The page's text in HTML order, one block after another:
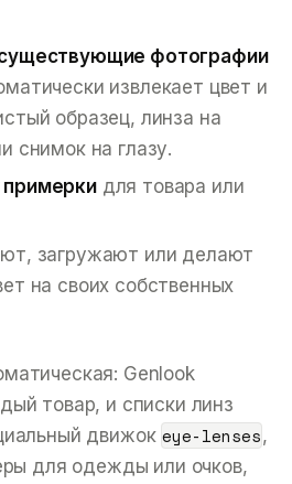
фотографии
извлекает цвет и
образец, линза на
снимок на глазу.
примеркидля товара или
загружают или делают
на своих собственных
Genlook
товар, и списки линз
движок eye-lenses,
для одежды или очков,